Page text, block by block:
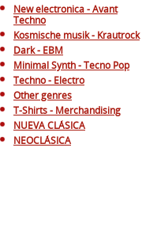
New electronica - Avant
Techno
Kosmische musik - Krautrock
Dark - EBM
Minimal Synth - Tecno Pop
Techno - Electro
Other genres
T-Shirts - Merchandising
NUEVA CLÁSICA
NEOCLÁSICA